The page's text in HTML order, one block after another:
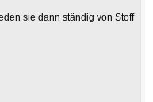
sie dann ständig von Stoff